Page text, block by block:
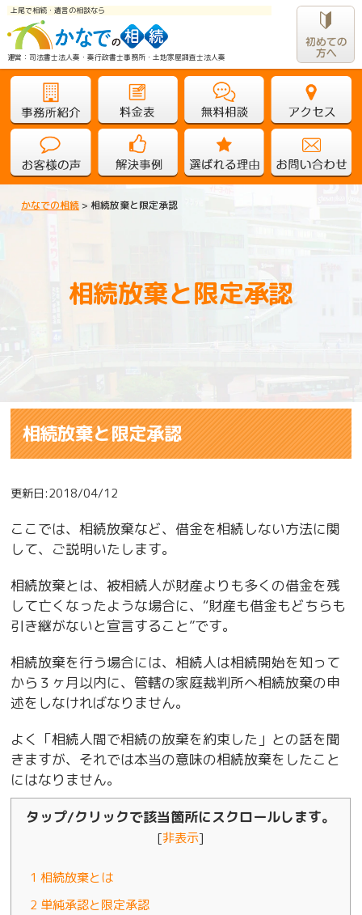
上尾で相続・遺言の相談なら
かなでの相続>相続放棄と限定承認
相続放棄と限定承認
相続放棄と限定承認
更新日:2018/04/12
ここでは、相続放棄など、借金を相続しない方法に関
して、ご説明いたします。
相続放棄とは、被相続人が財産よりも多くの借金を残
して亡くなったような場合に、“財産も借金もどちらも
引き継がないと宣言すること”です。
相続放棄を行う場合には、相続人は相続開始を知って
から３ヶ月以内に、管轄の家庭裁判所へ相続放棄の申
述をしなければなりません。
よく「相続人間で相続の放棄を約束した」との話を聞
きますが、それでは本当の意味の相続放棄をしたこと
にはなりません。
タップ/クリックで該当箇所にスクロールします。
[非表示]
1 相続放棄とは
2 単純承認と限定承認